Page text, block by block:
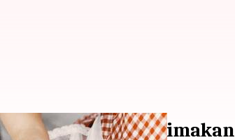
bisa Langsung Dimakan